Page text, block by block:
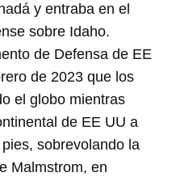
y entraba en el
sobre Idaho.
de Defensa de EE
de 2023 que los
el globo mientras
de EE UU a
sobrevolando la
Malmstrom, en